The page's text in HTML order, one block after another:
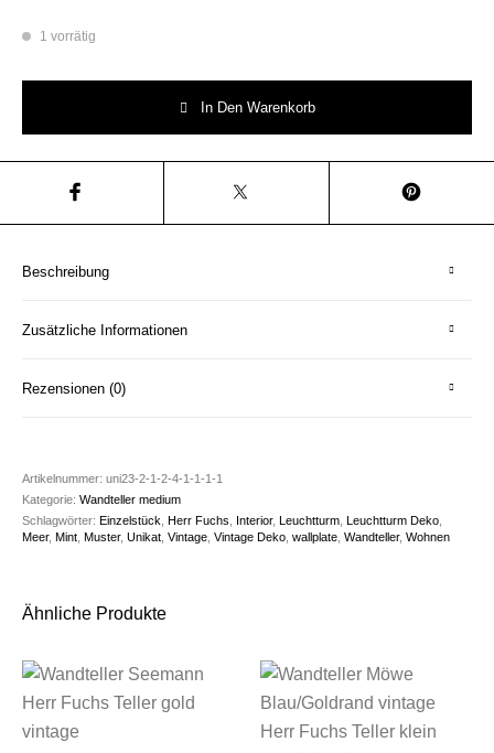
1 vorrätig
In Den Warenkorb
Beschreibung
Zusätzliche Informationen
Rezensionen (0)
Artikelnummer:uni23-2-1-2-4-1-1-1-1
Kategorie:Wandteller medium
Schlagwörter:Einzelstück ,Herr Fuchs Interior,Leuchtturm ,Leuchtturm Deko
Meer,Mint ,Muster,Unikat ,Vintage ,Vintage Deko ,wallplate ,Wandteller,Wohnen
Ähnliche Produkte